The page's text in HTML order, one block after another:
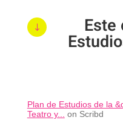
" Este
Plan de Estudios de la
Teatro y... on Scribd